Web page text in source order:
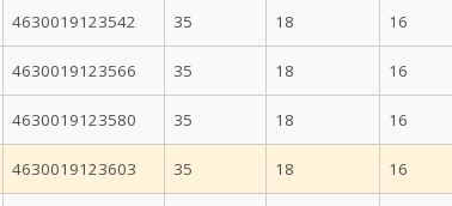
4630019123542 35 18 16
4630019123566 35 18 16
4630019123580 35 18 16
4630019123603 35 18 16